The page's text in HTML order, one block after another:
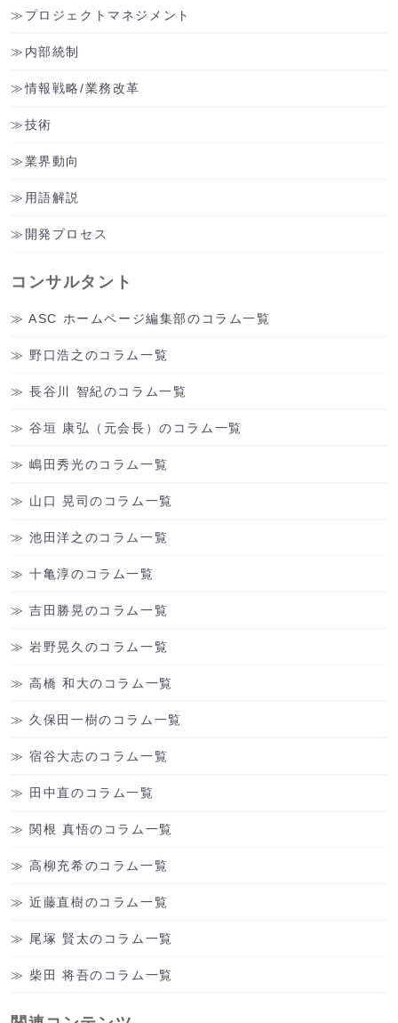
プロジェクトマネジメント
内部統制
情報戦略/業務改革
技術
業界動向
用語解説
開発プロセス
コンサルタント
ASC ホームページ編集部のコラム一覧
野口浩之のコラム一覧
長谷川 智紀のコラム一覧
谷垣 康弘（元会長）のコラム一覧
嶋田秀光のコラム一覧
山口 晃司のコラム一覧
池田洋之のコラム一覧
十亀淳のコラム一覧
吉田勝晃のコラム一覧
岩野晃久のコラム一覧
高橋 和大のコラム一覧
久保田一樹のコラム一覧
宿谷大志のコラム一覧
田中直のコラム一覧
関根 真悟のコラム一覧
高柳充希のコラム一覧
近藤直樹のコラム一覧
尾塚 賢太のコラム一覧
柴田 将吾のコラム一覧